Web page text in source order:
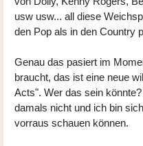
usw usw... all diese
den Pop als in den Country
Genau das pasiert im
braucht, das ist eine neue
Acts". Wer das sein
damals nicht und ich bin
vorraus schauen können.